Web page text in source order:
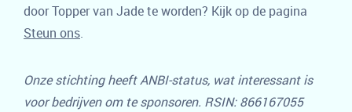
door Topper van Jade te worden? Kijk op de pagina
Steun ons.
Onze stichting heeft ANBI-status, wat interessant is
voor bedrijven om te sponsoren. RSIN: 866167055